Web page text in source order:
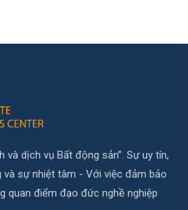
và dịch vụ Bất động sản”. Sự uy tín,
sự nhiệt tâm - Với việc đảm bảo
quan điểm đạo đức nghề nghiệp